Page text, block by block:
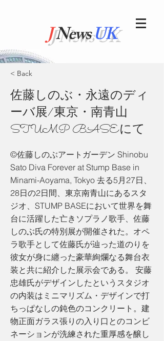
JNewsUK
< Back
佐藤しのぶ・永遠のディ
ーバ展/東京・南青山
STUMP BASEにて
©佐藤しのぶアートガーデン Shinobu
Sato Diva Forever at Stump Base in
Minami-Aoyama, Tokyo 去る5月27日、
28日の2日間、東京南青山にあるスタ
ジオ、STUMP BASEにおいて世界を舞
台に活躍した亡きソプラノ歌手、佐藤
しのぶ氏の特別展が開催された。オペ
ラ歌手として佐藤氏が辿った道のりを
彼女が身に纏った豪華絢爛なる舞台衣
装と共に紹介した展示会である。 安藤
忠雄氏がデザインしたというスタジオ
の内装はミニマリズム・デザインで打
ちっぱなしの鈍色のコンクリート。建
物正面ガラス張りの入り口とのコンビ
ネーションが洗練された重厚感を醸し